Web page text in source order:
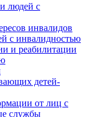
людей с
инвалидов
с инвалидностью
и реабилитации
детей-
от лиц с
службы